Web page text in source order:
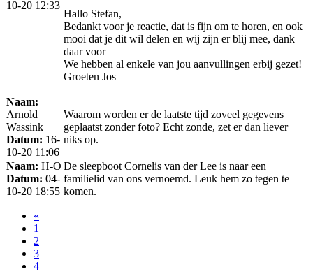
10-20 12:33
Hallo Stefan,
Bedankt voor je reactie, dat is fijn om te horen, en ook
mooi dat je dit wil delen en wij zijn er blij mee, dank
daar voor
We hebben al enkele van jou aanvullingen erbij gezet!
Groeten Jos
Naam:
Arnold
Wassink
Datum: 16-
10-20 11:06
Waarom worden er de laatste tijd zoveel gegevens
geplaatst zonder foto? Echt zonde, zet er dan liever
niks op.
Naam: H-O
Datum: 04-
10-20 18:55
De sleepboot Cornelis van der Lee is naar een
familielid van ons vernoemd. Leuk hem zo tegen te
komen.
«
1
2
3
4